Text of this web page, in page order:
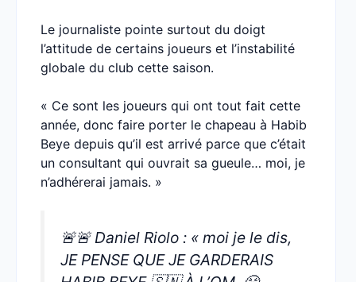
Le journaliste pointe surtout du doigt
l’attitude de certains joueurs et l’instabilité
globale du club cette saison.
« Ce sont les joueurs qui ont tout fait cette
année, donc faire porter le chapeau à Habib
Beye depuis qu’il est arrivé parce que c’était
un consultant qui ouvrait sa gueule… moi, je
n’adhérerai jamais. »
🚨🚨 Daniel Riolo : « moi je le dis,
JE PENSE QUE JE GARDERAIS